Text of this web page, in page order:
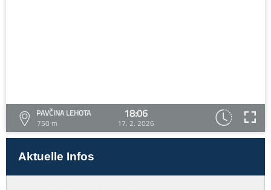
PAVČINA LEHOTA
750 m
18:06
17. 2. 2026
Aktuelle Infos